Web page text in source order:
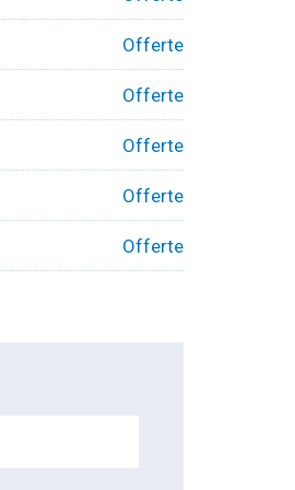
Offerte
Offerte
Offerte
Offerte
Offerte